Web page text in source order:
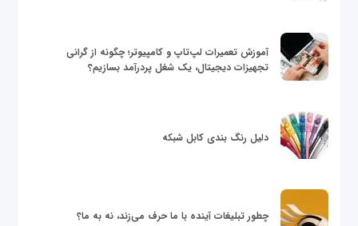
آموزش تعمیرات لپ‌تاپ و کامپیوتر؛ چگونه از گرانی
تجهیزات دیجیتال، یک شغل پردرآمد بسازیم؟
دلیل رنگ بندی کابل شبکه
چطور تبلیغات آینده با ما حرف می‌زند، نه به ما؟